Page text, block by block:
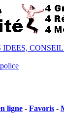
IDEES,
ligne - Favoris -